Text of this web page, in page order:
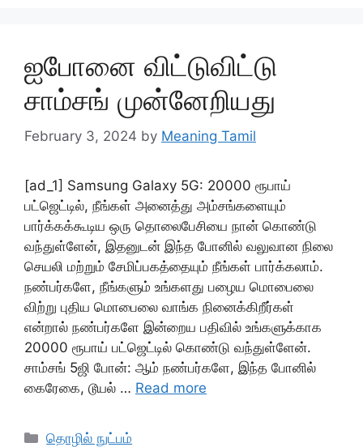
ஐபோனை விட்டுவிட்டு
சாம்சங் முன்னேறியது
February 3, 2024 by Meaning Tamil
[ad_1] Samsung Galaxy 5G: 20000 ரூபாய்
பட்ஜெட்டில், நீங்கள் அனைத்து அம்சங்களையும்
பார்க்கக்கூடிய ஒரு தொலைபேசியை நான் கொண்டு
வந்துள்ளேன், இதனுடன் இந்த போனில் வலுவான நிலை
செயலி மற்றும் சேமிப்பகத்தையும் நீங்கள் பார்க்கலாம்.
நண்பர்களே, நீங்களும் உங்களது பழைய மொபைலை
விற்று புதிய மொபைலை வாங்க நினைக்கிறீர்கள்
என்றால் நண்பர்களே இன்றைய பதிவில் உங்களுக்காக
20000 ரூபாய் பட்ஜெட்டில் கொண்டு வந்துள்ளேன்.
சாம்சங் 5ஜி போன்: ஆம் நண்பர்களே, இந்த போனில்
கைரேகை, டூயல் … Read more
Categories
தொழில் நுட்பம்